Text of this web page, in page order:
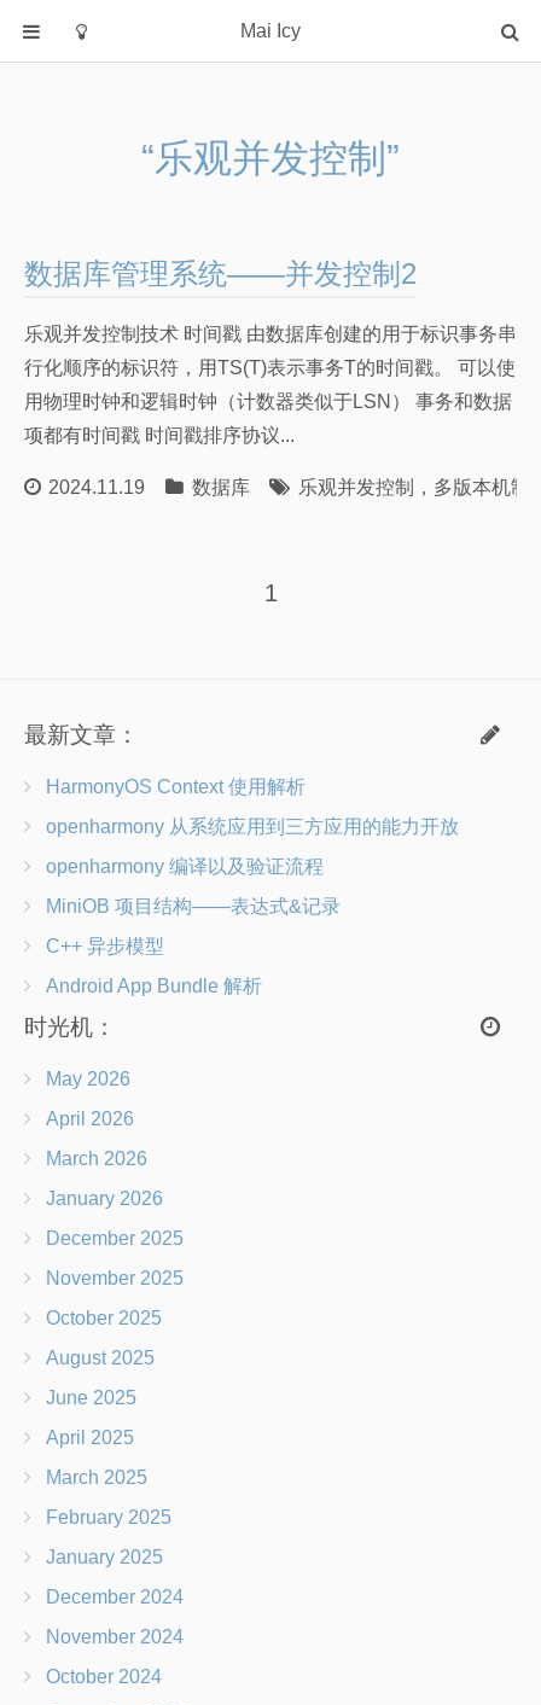
Mai Icy
rust
大模型
操作系统
数据库
机器学习
算法学习笔记
“乐观并发控制”
数据库管理系统——并发控制2
乐观并发控制技术 时间戳 由数据库创建的用于标识事务串
行化顺序的标识符，用TS(T)表示事务T的时间戳。 可以使
用物理时钟和逻辑时钟（计数器类似于LSN） 事务和数据
项都有时间戳 时间戳排序协议...
2024.11.19 数据库 乐观并发控制 ， 多版本机制
1
最新文章：
HarmonyOS Context 使用解析
openharmony 从系统应用到三方应用的能力开放
openharmony 编译以及验证流程
MiniOB 项目结构——表达式&记录
C++ 异步模型
Android App Bundle 解析
时光机：
May 2026
April 2026
March 2026
January 2026
December 2025
November 2025
October 2025
August 2025
June 2025
April 2025
March 2025
February 2025
January 2025
December 2024
November 2024
October 2024